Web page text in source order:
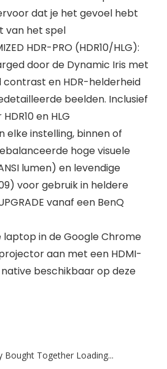
dat je het gevoel hebt
van het spel
HDR-PRO (HDR10/HLG):
door de Dynamic Iris met
en HDR-helderheid
beelden. Inclusief
en HLG
elke instelling, binnen of
hoge visuele
lumen) en levendige
voor gebruik in heldere
vanaf een BenQ
laptop in de Google Chrome
aan met een HDMI-
beschikbaar op deze
Bought Together Loading...